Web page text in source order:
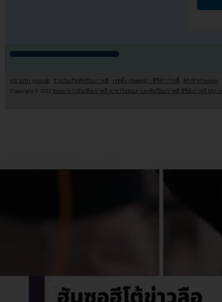
หน้าแรก youzab รวมวันเกิดศิลปินเกาหลี เรตติ้ง (Rating) : ซีรี่ย์/วาไรตี้
MV/PV/Teaser
Copyright © 2011 Kpop ข่าวบันเทิงเกาหลี ดาราไอดอล และศิลปินเกาหลี ซีรี่ย์เกาหลี MV